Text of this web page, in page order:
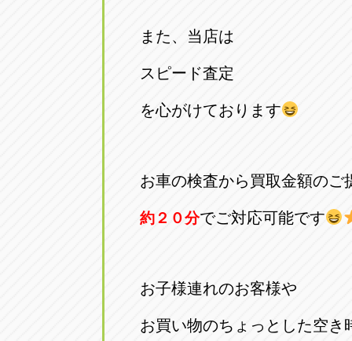
また、当店は
スピード査定
を心がけております
お車の検査から買取金額のご
約２０分でご対応可能です
お子様連れのお客様や
お買い物のちょっとした空き